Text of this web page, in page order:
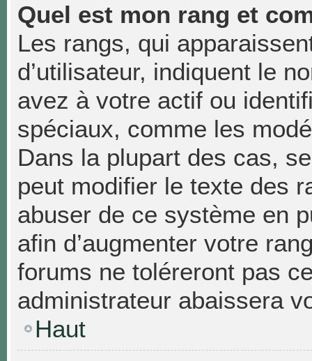
Quel est mon rang et
Les rangs, qui
d’utilisateur, indiquent le
avez à votre actif ou
spéciaux, comme les
Dans la plupart des cas,
peut modifier le texte des
abuser de ce système en
afin d’augmenter votre
forums ne toléreront pas
administrateur abaissera
Haut